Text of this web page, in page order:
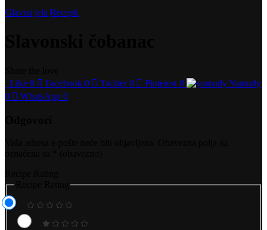
Glavna jela Recepti
Like 0 Facebook 0 Twitter 0 Pinterest 0
Yummly
0
WhatsApp 0